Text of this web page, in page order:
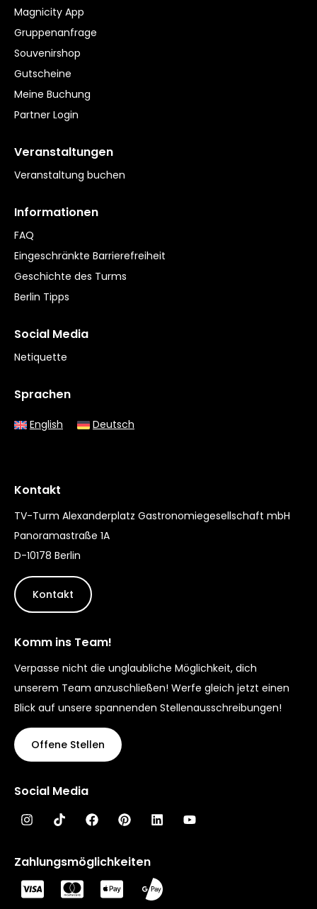
Magnicity App
Gruppenanfrage
Souvenirshop
Gutscheine
Meine Buchung
Partner Login
Veranstaltungen
Veranstaltung buchen
Informationen
FAQ
Eingeschränkte Barrierefreiheit
Geschichte des Turms
Berlin Tipps
Social Media
Netiquette
Sprachen
English Deutsch
Kontakt
TV-Turm Alexanderplatz Gastronomiegesellschaft mbH
Panoramastraße 1A
D-10178 Berlin
Kontakt
Komm ins Team!
Verpasse nicht die unglaubliche Möglichkeit, dich
unserem Team anzuschließen! Werfe gleich jetzt einen
Blick auf unsere spannenden Stellenausschreibungen!
Offene Stellen
Social Media
Zahlungsmöglichkeiten